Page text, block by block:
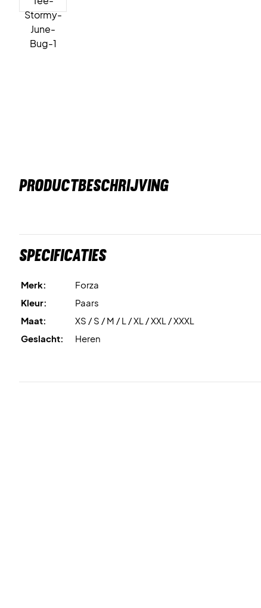
PRODUCTBESCHRIJVING
Specificaties
Merk:
Forza
Kleur:
Paars
Maat:
XS / S / M / L / XL / XXL / XXXL
Geslacht:
Heren